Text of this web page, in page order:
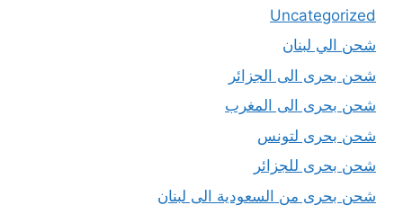
Uncategorized
شحن الي لبنان
شحن بحرى الى الجزائر
شحن بحرى الى المغرب
شحن بحرى لتونس
شحن بحرى للجزائر
شحن بحرى من السعودية الى لبنان